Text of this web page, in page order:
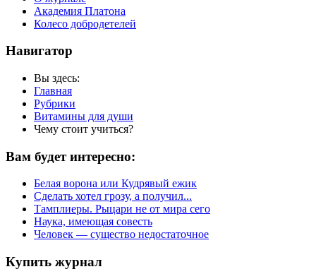
Академия Платона
Колесо добродетелей
Навигатор
Вы здесь:
Главная
Рубрики
Витамины для души
Чему стоит учиться?
Вам будет интересно:
Белая ворoна или Кудрявый ежик
Сделать хотел грозу, а получил...
Тамплиеры. Рыцари не от мира сего
Наука, имеющая совесть
Человек — существо недостаточное
Купить журнал